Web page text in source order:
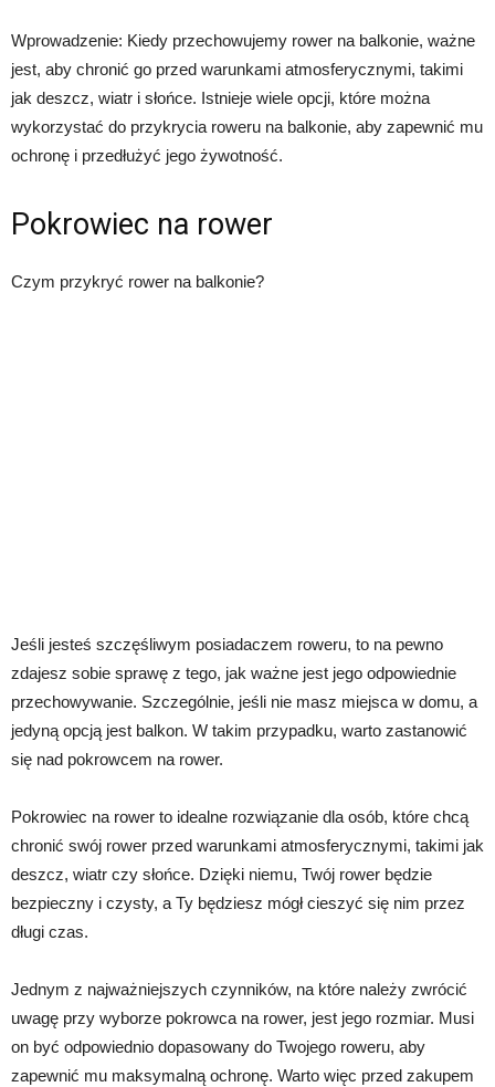
Wprowadzenie: Kiedy przechowujemy rower na balkonie, ważne
jest, aby chronić go przed warunkami atmosferycznymi, takimi
jak deszcz, wiatr i słońce. Istnieje wiele opcji, które można
wykorzystać do przykrycia roweru na balkonie, aby zapewnić mu
ochronę i przedłużyć jego żywotność.
Pokrowiec na rower
Czym przykryć rower na balkonie?
Jeśli jesteś szczęśliwym posiadaczem roweru, to na pewno
zdajesz sobie sprawę z tego, jak ważne jest jego odpowiednie
przechowywanie. Szczególnie, jeśli nie masz miejsca w domu, a
jedyną opcją jest balkon. W takim przypadku, warto zastanowić
się nad pokrowcem na rower.
Pokrowiec na rower to idealne rozwiązanie dla osób, które chcą
chronić swój rower przed warunkami atmosferycznymi, takimi jak
deszcz, wiatr czy słońce. Dzięki niemu, Twój rower będzie
bezpieczny i czysty, a Ty będziesz mógł cieszyć się nim przez
długi czas.
Jednym z najważniejszych czynników, na które należy zwrócić
uwagę przy wyborze pokrowca na rower, jest jego rozmiar. Musi
on być odpowiednio dopasowany do Twojego roweru, aby
zapewnić mu maksymalną ochronę. Warto więc przed zakupem